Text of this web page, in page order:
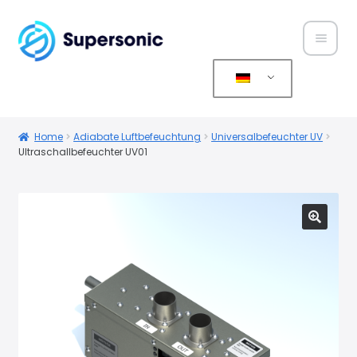
Über
Produ
kte
Home Adiabate Luftbefeuchtung
Universalbefeuchter UV
Ultraschallbefeuchter UV01